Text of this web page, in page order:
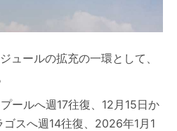
ュールの拡充の一環として、
ールへ週17往復、12月15日か
スへ週14往復、2026年1月1